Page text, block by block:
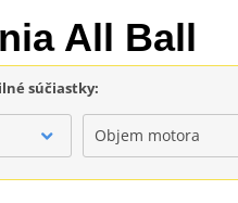
All Ball
súčiastky:
Objem motora